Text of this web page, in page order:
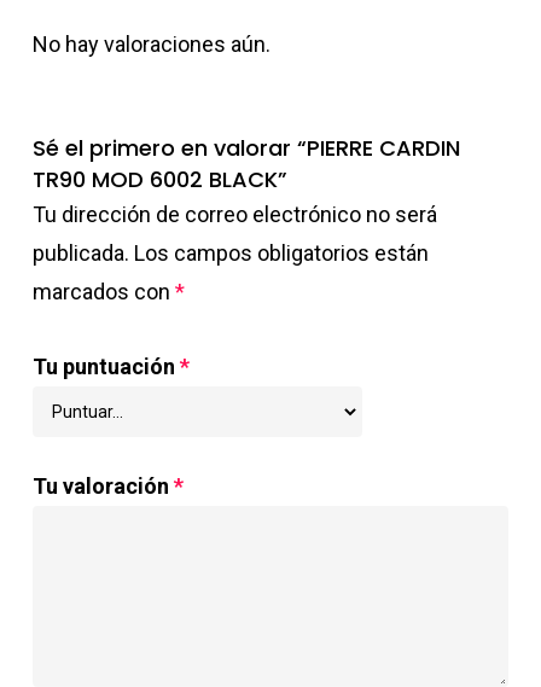
No hay valoraciones aún.
Sé el primero en valorar “PIERRE CARDIN
TR90 MOD 6002 BLACK”
Tu dirección de correo electrónico no será
publicada. Los campos obligatorios están
marcados con *
Tu puntuación *
Tu valoración *